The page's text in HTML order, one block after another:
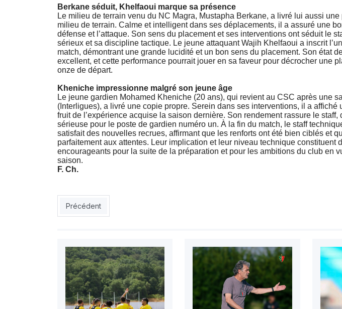
Berkane séduit, Khelfaoui marque sa présence
Le milieu de terrain venu du NC Magra, Mustapha Berkane, a livré lui aussi
milieu de terrain. Calme et intelligent dans ses déplacements, il a assuré une
défense et l’attaque. Son sens du placement et ses interventions ont séduit le
sérieux et sa discipline tactique. Le jeune attaquant Wajih Khelfaoui a inscrit
match, démontrant une grande lucidité et un bon sens du placement. Son état
excellent, et cette performance pourrait jouer en sa faveur pour décrocher une
onze de départ.
Kheniche impressionne malgré son jeune âge
Le jeune gardien Mohamed Kheniche (20 ans), qui revient au CSC après une
(Interligues), a livré une copie propre. Serein dans ses interventions, il a affiché
fruit de l’expérience acquise la saison dernière. Son rendement rassure le
sérieuse pour le poste de gardien numéro un. À la fin du match, le staff
satisfait des nouvelles recrues, affirmant que les renforts ont été bien ciblés et
parfaitement aux attentes. Leur implication et leur niveau technique constituent
encourageants pour la suite de la préparation et pour les ambitions du club en
saison.
F. Ch.
Article précédent : ESS : Daibeche et Derder, 4e et 5e recrues
Précédent